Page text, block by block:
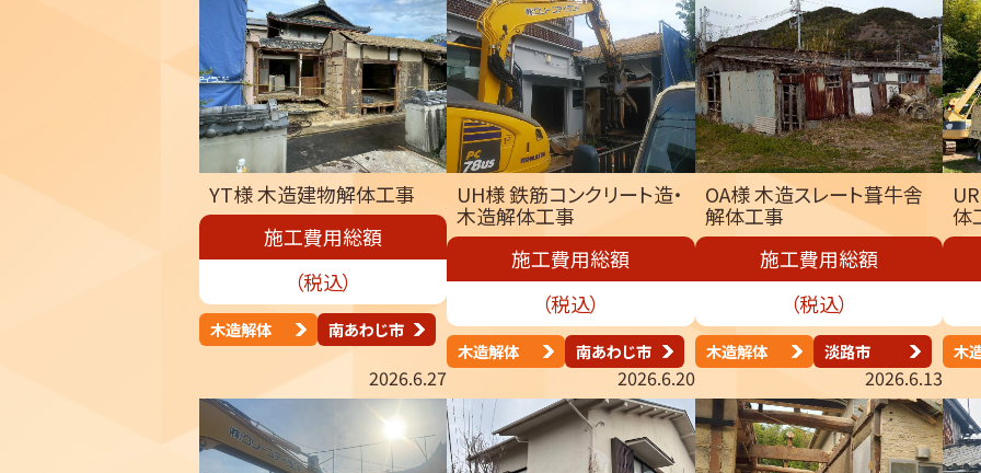
YT様 木造建物解体工事
施工費用総額
（税込）
木造解体 南あわじ市
UH様 鉄筋コンクリート造・
木造解体工事
施工費用総額
（税込）
木造解体 南あわじ市
OA様 木造スレート葺牛舎
解体工事
施工費用総額
（税込）
木造解体 淡路市
体
木
2026.6.27 2026.6.20 2026.6.13